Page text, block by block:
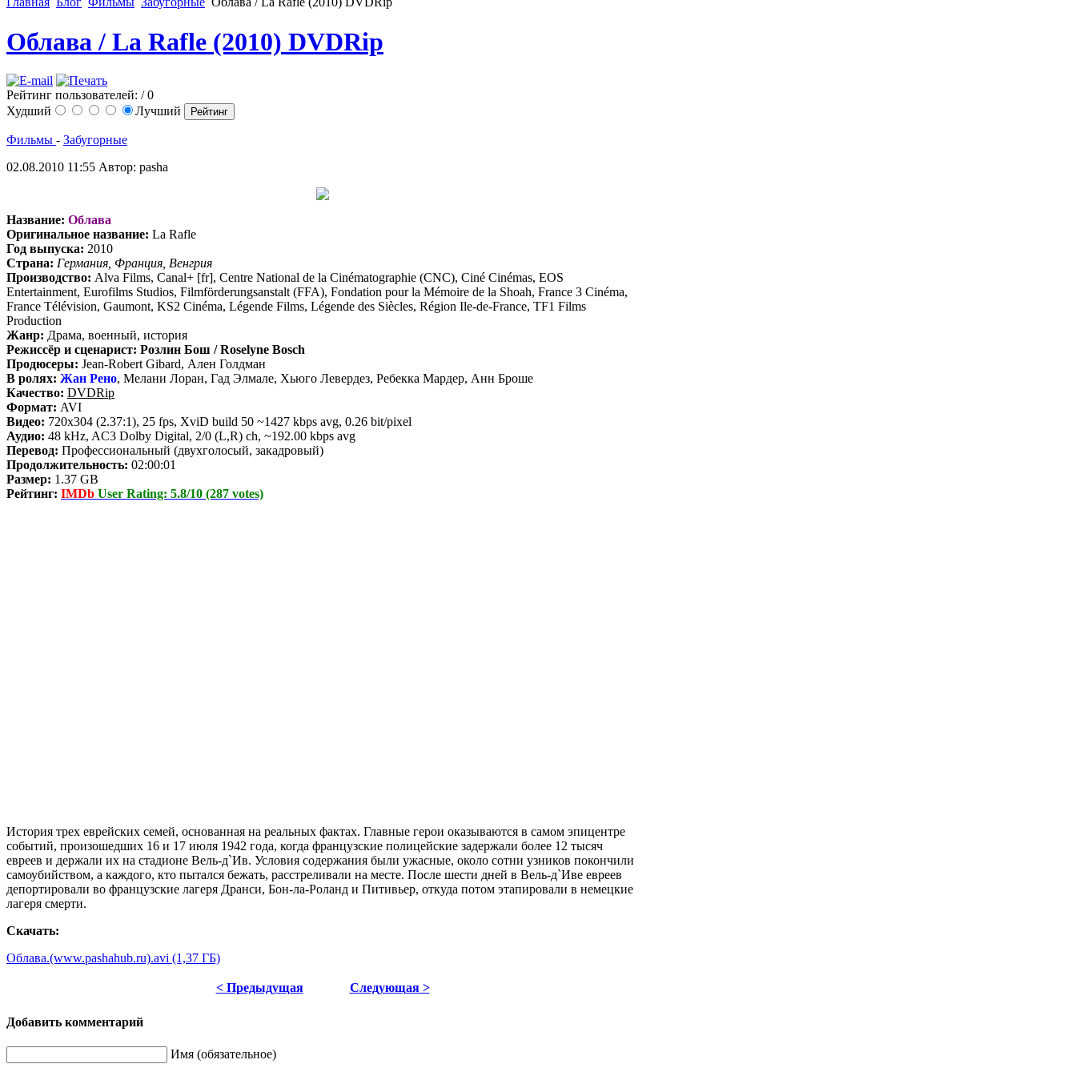
Облава / La Rafle (2010) DVDRip
Рейтинг пользователей: / 0
Худший
Лучший
Фильмы - Забугорные
02.08.2010 11:55 Автор: pasha
Название: Облава
Оригинальное название: La Rafle
Год выпуска: 2010
Страна: Германия, Франция, Венгрия
Производство: Alva Films, Canal+ [fr], Centre National de la Cinématographie (CNC), Ciné Cinémas, EOS
Entertainment, Eurofilms Studios, Filmförderungsanstalt (FFA), Fondation pour la Mémoire de la Shoah, France 3 Cinéma,
France Télévision, Gaumont, KS2 Cinéma, Légende Films, Légende des Siècles, Région Ile-de-France, TF1 Films
Production
Жанр: Драма, военный, история
Режиссёр и сценарист: Розлин Бош / Roselyne Bosch
Продюсеры: Jean-Robert Gibard, Ален Голдман
В ролях: Жан Рено, Мелани Лоран, Гад Элмале, Хьюго Левердез, Ребекка Мардер, Анн Броше
Качество: DVDRip
Формат: AVI
Видео: 720x304 (2.37:1), 25 fps, XviD build 50 ~1427 kbps avg, 0.26 bit/pixel
Аудио: 48 kHz, AC3 Dolby Digital, 2/0 (L,R) ch, ~192.00 kbps avg
Перевод: Профессиональный (двухголосый, закадровый)
Продолжительность: 02:00:01
Размер: 1.37 GB
Рейтинг: IMDb User Rating: 5.8/10 (287 votes)
История трех еврейских семей, основанная на реальных фактах. Главные герои оказываются в самом эпицентре
событий, произошедших 16 и 17 июля 1942 года, когда французские полицейские задержали более 12 тысяч
евреев и держали их на стадионе Вель-д`Ив. Условия содержания были ужасные, около сотни узников покончили
самоубийством, а каждого, кто пытался бежать, расстреливали на месте. После шести дней в Вель-д`Иве евреев
депортировали во французские лагеря Дранси, Бон-ла-Роланд и Питивьер, откуда потом этапировали в немецкие
лагеря смерти.
Скачать:
Облава.(www.pashahub.ru).avi (1,37 ГБ)
< Предыдущая Следующая >
Добавить комментарий
Имя (обязательное)